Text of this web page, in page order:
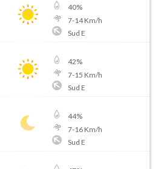
40%
7-14Km/h
Sud E
42%
7-15 Km/h
Sud E
44%
7-16Km/h
Sud E